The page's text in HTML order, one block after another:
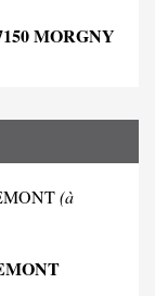
MORGNY
(à